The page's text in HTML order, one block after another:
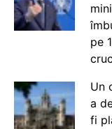
pe
Un
a
fi